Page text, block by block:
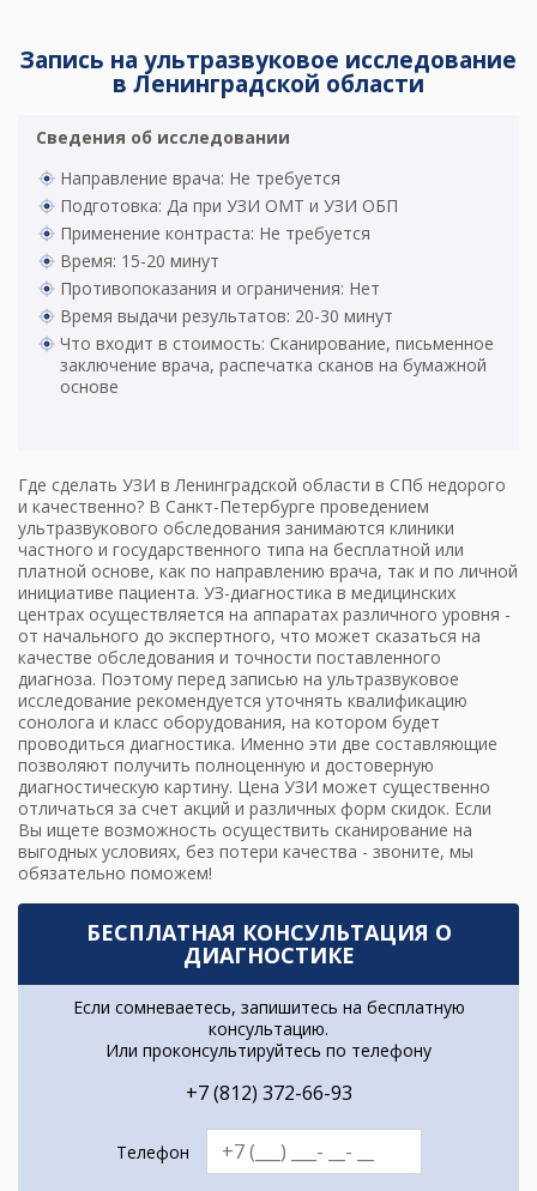
Запись на ультразвуковое исследование
в Ленинградской области
Сведения об исследовании
Направление врача: Не требуется
Подготовка: Да при УЗИ ОМТ и УЗИ ОБП
Применение контраста: Не требуется
Время: 15-20 минут
Противопоказания и ограничения: Нет
Время выдачи результатов: 20-30 минут
Что входит в стоимость: Сканирование, письменное
заключение врача, распечатка сканов на бумажной
основе
Где сделать УЗИ в Ленинградской области в СПб недорого
и качественно? В Санкт-Петербурге проведением
ультразвукового обследования занимаются клиники
частного и государственного типа на бесплатной или
платной основе, как по направлению врача, так и по личной
инициативе пациента. УЗ-диагностика в медицинских
центрах осуществляется на аппаратах различного уровня -
от начального до экспертного, что может сказаться на
качестве обследования и точности поставленного
диагноза. Поэтому перед записью на ультразвуковое
исследование рекомендуется уточнять квалификацию
сонолога и класс оборудования, на котором будет
проводиться диагностика. Именно эти две составляющие
позволяют получить полноценную и достоверную
диагностическую картину. Цена УЗИ может существенно
отличаться за счет акций и различных форм скидок. Если
Вы ищете возможность осуществить сканирование на
выгодных условиях, без потери качества - звоните, мы
обязательно поможем!
БЕСПЛАТНАЯ КОНСУЛЬТАЦИЯ О
ДИАГНОСТИКЕ
Если сомневаетесь, запишитесь на бесплатную
консультацию.
Или проконсультируйтесь по телефону
+7 (812) 372-66-93
Телефон